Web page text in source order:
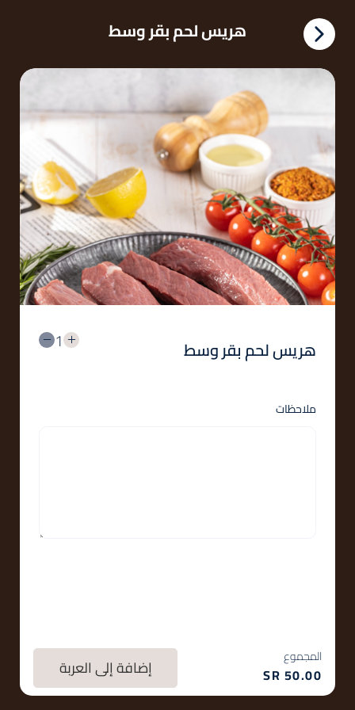
هريس لحم بقر وسط
هريس لحم بقر وسط 1
ملاحظات
المجموع
50.00 إضافة إلى العربة